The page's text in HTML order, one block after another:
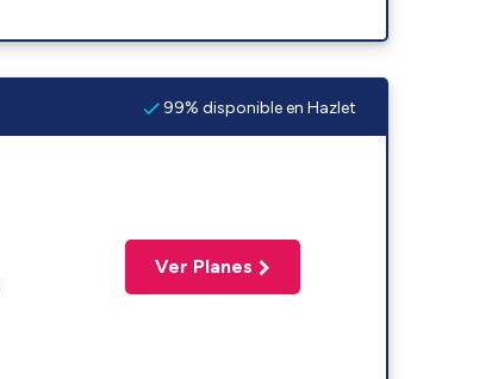
99% disponible en Hazlet
Ver Planes